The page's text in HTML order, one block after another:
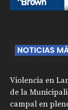
NOTICIAS
Violencia en
de la
campal en